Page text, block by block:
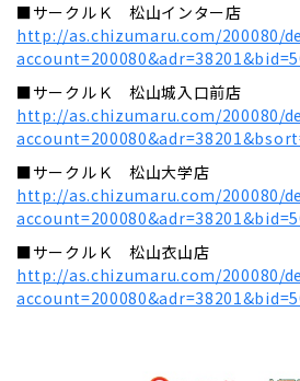
■サークルＫ 松山インター店
http://as.chizumaru.com/200080/
■サークルＫ 松山城入口前店
http://as.chizumaru.com/200080/
■サークルＫ 松山大学店
http://as.chizumaru.com/200080/
■サークルＫ 松山衣山店
http://as.chizumaru.com/200080/